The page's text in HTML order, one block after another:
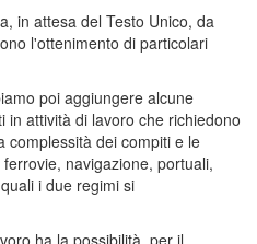
in attesa del Testo Unico, da
l'ottenimento di particolari
poi aggiungere alcune
attività di lavoro che richiedono
complessità dei compiti e le
navigazione, portuali,
i due regimi si
ha la possibilità, per il